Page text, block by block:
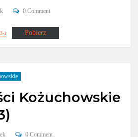
0 Comment
1 Pobierz
Kożuchowskie
0 Comment